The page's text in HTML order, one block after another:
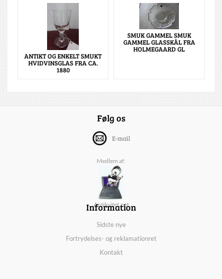
ANTIKT OG ENKELT SMUKT
HVIDVINSGLAS FRA CA.
1880
SMUK GAMMEL SMUK
GAMMEL GLASSKÅL FRA
HOLMEGAARD GL
Følg os
E-mail
Medlem af:
Antikvitet.net
Information
Sidste nye
Fortrydelses- og reklamationret
Kontakt